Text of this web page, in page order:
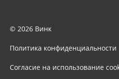
© 2026 Винк
Политика конфиденциальности
Согласие на использование